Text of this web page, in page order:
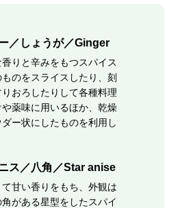
／しょうが／Ginger
りと辛みをもつスパイス
のをスライスしたり、刻
りおろしたりして各種料理
薬味に用いるほか、乾燥
ー状にしたものを利用し
ス／八角／Star anise
甘い香りをもち、外観は
角がある星型をしたスパイ